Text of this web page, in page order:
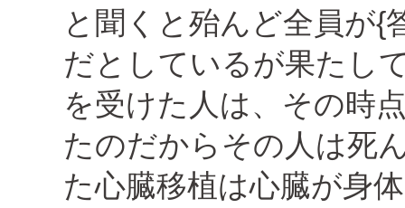
と聞くと殆んど全員が{
だとしているが果たし
を受けた人は、その時
たのだからその人は死
た心臓移植は心臓が身